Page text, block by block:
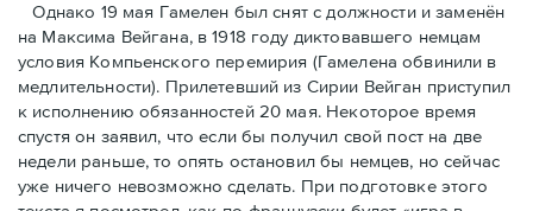
Однако 19 мая Гамелен был снят с должности и заменён
на Максима Вейгана, в 1918 году диктовавшего немцам
условия Компьенского перемирия (Гамелена обвинили в
медлительности). Прилетевший из Сирии Вейган приступил
к исполнению обязанностей 20 мая. Hекоторое время
спустя oн заявил, что если бы получил свой пост на две
недели раньше, то опять остановил бы немцев, но сейчас
уже ничего невозможно сделать. При подготовке этого